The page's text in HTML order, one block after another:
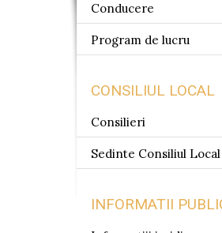
Conducere
Program de lucru
CONSILIUL LOCAL
Consilieri
Sedinte Consiliul Local
INFORMATII